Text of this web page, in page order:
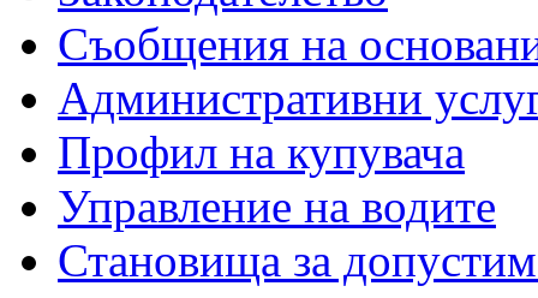
Съобщения на
Административни
Профил на купувача
Управление на водите
Становища за